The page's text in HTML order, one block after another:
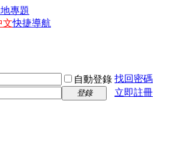
專題
文快捷導航
自動登錄 找回密碼
登錄 立即註冊